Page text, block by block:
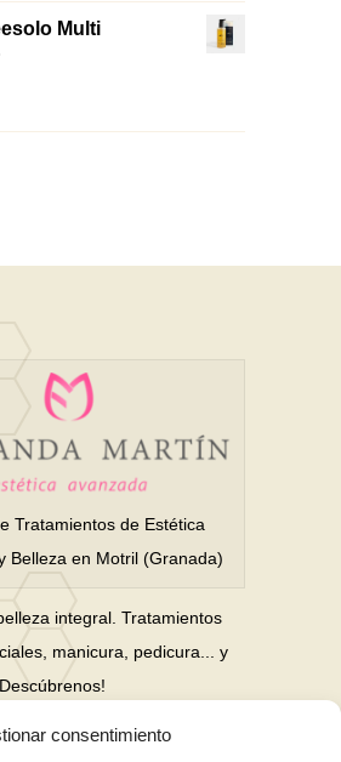
consentimiento
Multi
Tratamientos de Estética
Belleza en Motril (Granada)
integral. Tratamientos
manicura, pedicura... y
Redes Sociales